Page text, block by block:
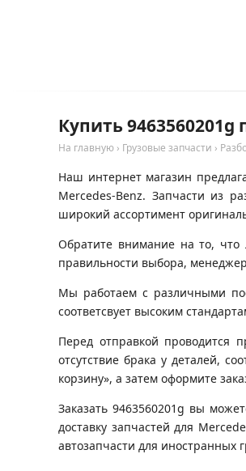
Купить
На главную › Грузовые запчасти ›
Наш интернет магазин
Mercedes-Benz. Запчасти из
широкий ассортимент
Обратите внимание на то,
правильности выбора,
Мы работаем с различными
соответсвует высоким
Перед отправкой проводится
отсутствие брака у деталей,
корзину», а затем оформите
Заказать 9463560201g вы
доставку запчастей для
автозапчасти для иностранных